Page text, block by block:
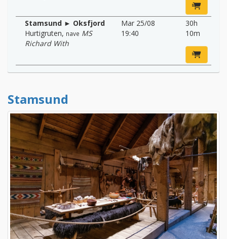
Stamsund ► Oksfjord
Hurtigruten, nave MS
Richard With
Mar 25/08
19:40
30h
10m
Stamsund